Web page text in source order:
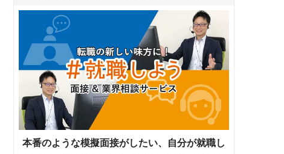
本番のような模擬面接がしたい、自分が就職し